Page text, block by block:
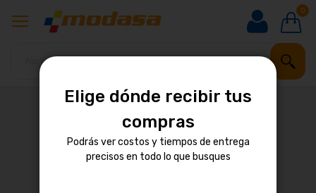
0
¿Olvidó su contraseña?
Elige dónde recibir tus
compras
Podrás ver costos y tiempos de entrega
precisos en todo lo que busques